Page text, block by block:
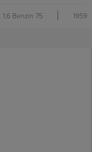
1,6 Benzin 75 1959